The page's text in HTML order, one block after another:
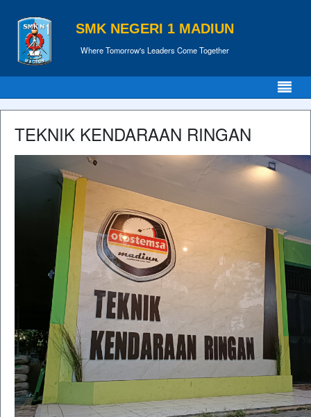
SMK NEGERI 1 MADIUN
Where Tomorrow's Leaders Come Together
TEKNIK KENDARAAN RINGAN